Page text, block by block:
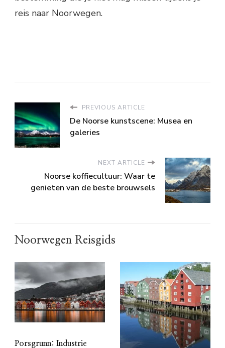
reis naar Noorwegen.
PREVIOUS ARTICLE
De Noorse kunstscene: Musea en
galeries
NEXT ARTICLE
Noorse koffiecultuur: Waar te
genieten van de beste brouwsels
Noorwegen Reisgids
Porsgrunn: Industrie